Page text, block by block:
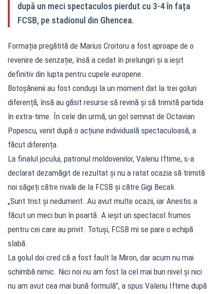
după un meci spectaculos pierdut cu 3-4 în fața
FCSB, pe stadionul din Ghencea.
Formația pregătită de Marius Croitoru a fost aproape de o
revenire de senzație, însă a cedat în prelungiri și a ieșit
definitiv din lupta pentru cupele europene.
Botoșănenii au fost conduși la un moment dat la trei goluri
diferență, însă au găsit resurse să revină și să trimită partida
în extra-time. În cele din urmă, un gol semnat de Octavian
Popescu, venit după o acțiune individuală spectaculoasă, a
făcut diferența.
La finalul jocului, patronul moldovenilor, Valeriu Iftime, s-a
declarat dezamăgit de rezultat și nu a ratat ocazia să trimită
noi săgeți către rivalii de la FCSB și către Gigi Becali.
„Sunt trist și nedumerit. Au avut multe ocazii, iar Anestis a
făcut un meci bun în poartă. A ieșit un spectacol frumos
pentru cei care au privit. Totuși, FCSB mi se pare o echipă
slabă.
La golul doi cred că a fost fault la Miron, dar acum nu mai
schimbă nimic. Nici noi nu am fost la cel mai bun nivel și nici
nu am avut cea mai bună formulă”, a spus Valeriu Iftime după